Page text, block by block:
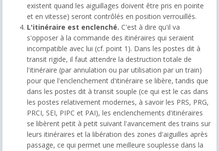
existent quand les aiguillages doivent être pris en pointe
et en vitesse) seront contrôlés en position verrouillés.
L'itinéraire est enclenché. C'est à dire qu'il va
s'opposer à la commande des itinéraires qui seraient
incompatible avec lui (cf. point 1). Dans les postes dit à
transit rigide, il faut attendre la destruction totale de
l'itinéraire (par annulation ou par utilisation par un train)
pour que l'enclenchement d'itinéraire se libère, tandis que
dans les postes dit à transit souple (ce qui est le cas dans
les postes relativement modernes, à savoir les PRS, PRG,
PRCI, SEI, PIPC et PAI), les enclenchements d'itinéraires
se libèrent petit à petit suivant l'avancement des trains sur
leurs itinéraires et la libération des zones d'aiguilles après
passage, ce qui permet une meilleure souplesse dans la